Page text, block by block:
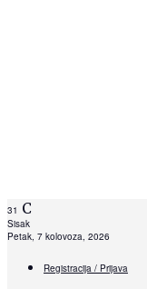
31 C
Sisak
Petak, 7 kolovoza, 2026
Registracija / Prijava